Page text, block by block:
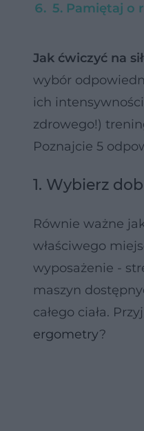
5. Pamiętaj o
Jak ćwiczyć na
wybór
ich
zdrowego!)
Poznajcie 5
1. Wybierz
Równie ważne
właściwego
wyposażenie -
maszyn
całego ciała.
ergometry?